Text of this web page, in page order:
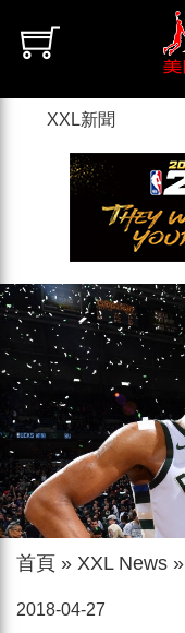
XXL新聞
首頁 » XXL News »
2018-04-27